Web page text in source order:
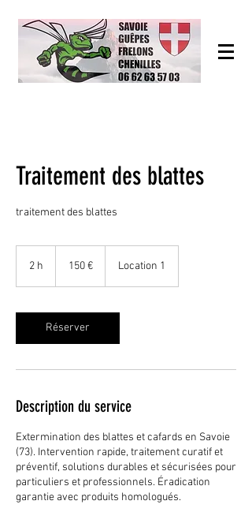
Traitement des blattes
traitement des blattes
2 h 150 € Location 1
Réserver
Description du service
Extermination des blattes et cafards en Savoie
(73). Intervention rapide, traitement curatif et
préventif, solutions durables et sécurisées pour
particuliers et professionnels. Éradication
garantie avec produits homologués.